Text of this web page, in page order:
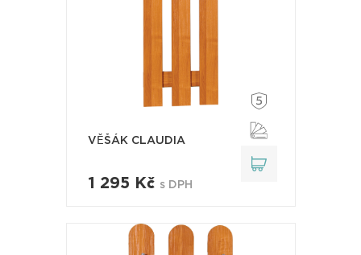
VĚŠÁK CLAUDIA
1 295 Kč s DPH